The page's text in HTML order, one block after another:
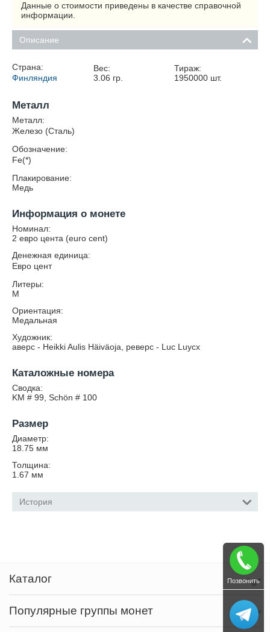
Данные о стоимости приведены в качестве справочной
информации.
Описание
Страна:
Финляндия
Вес:
3.06 гр.
Тираж:
1950000 шт.
Металл
Металл:
Железо (Сталь)
Обозначение:
Fe(*)
Плакирование:
Медь
Информация о монете
Номинал:
2 евро цента (euro cent)
Денежная единица:
Евро цент
Литеры:
М
Ориентация:
Медальная
Художник:
аверс - Heikki Aulis Häiväoja, реверс - Luc Luycx
Каталожные номера
Сводка:
KM # 99, Schön # 100
Размер
Диаметр:
18.75 мм
Толщина:
1.67 мм
История
Каталог
Популярные группы монет
Позвонить